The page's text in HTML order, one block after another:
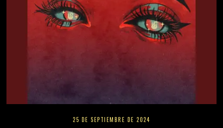
25 DE SEPTIEMBRE DE 2024